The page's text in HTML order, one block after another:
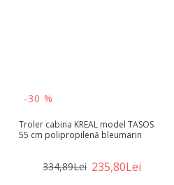
-30 %
Troler cabina KREAL model TASOS
55 cm polipropilenă bleumarin
235,80Lei
334,89Lei